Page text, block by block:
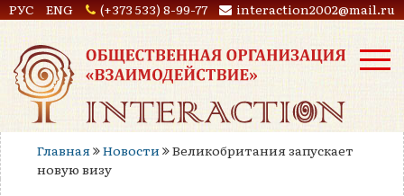
РУС ENG (+373 533) 8-99-77 interaction2002@mail.ru
Главная Новости
Великобритания запускает
новую визу